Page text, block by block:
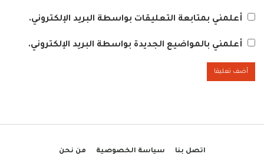
أعلمني بمتابعة التعليقات بواسطة البريد الإلكتروني.
أعلمني بالمواضيع الجديدة بواسطة البريد الإلكتروني.
اتصل بنا سياسة الخصوصية من نحن